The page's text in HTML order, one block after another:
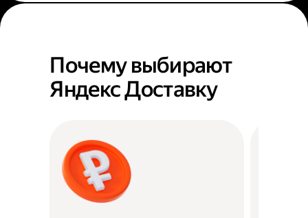
Почему выбирают
Яндекс Доставку